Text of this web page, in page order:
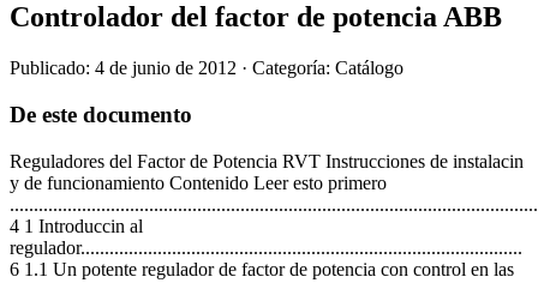
Controlador del factor de potencia ABB
Publicado: 4 de junio de 2012 · Categoría: Catálogo
De este documento
Reguladores del Factor de Potencia RVT Instrucciones de instalacin
y de funcionamiento Contenido Leer esto primero
..............................................................................................................
4 1 Introduccin al
regulador............................................................................................
6 1.1 Un potente regulador de factor de potencia con control en las